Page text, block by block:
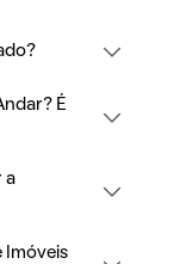
É
a
Imóveis